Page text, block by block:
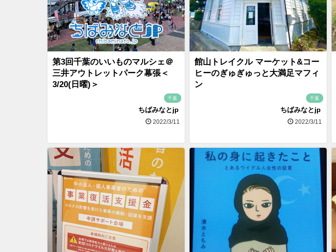
第3回千葉のいいものマルシェ＠
三井アウトレットパーク幕張＜
3/20(日曜)＞
千葉
ちばみなとjp
2022/3/11
館山トレイクル マーケット&コー
ヒーのぎゅぎゅっと大満足マフィ
ン
千葉
ちばみなとjp
2022/3/11